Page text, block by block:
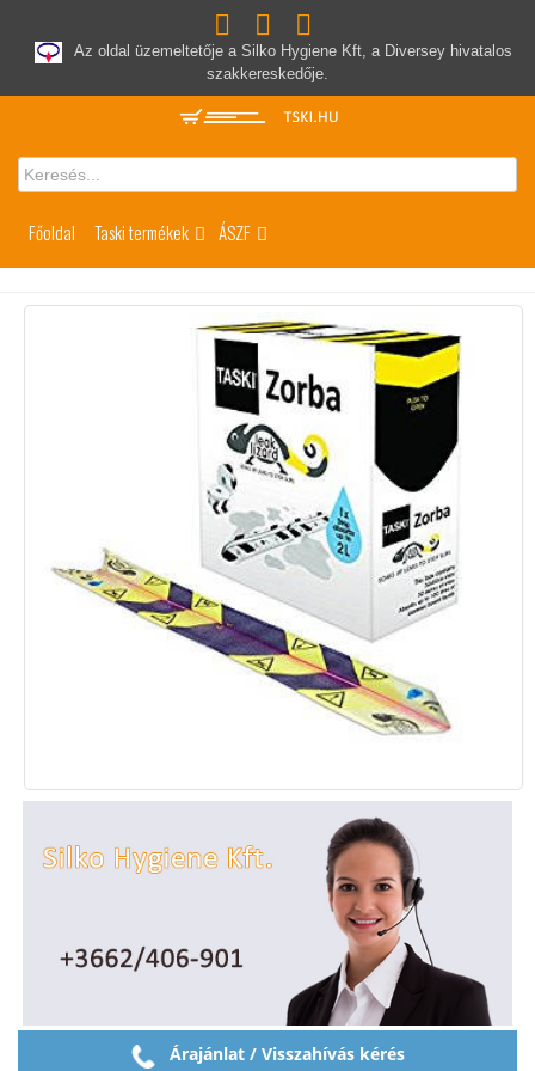
Az oldal üzemeltetője a Silko Hygiene Kft, a Diversey hivatalos
szakkereskedője.
Főoldal Taski termékek ÁSZF
Árajánlat / Visszahívás kérés